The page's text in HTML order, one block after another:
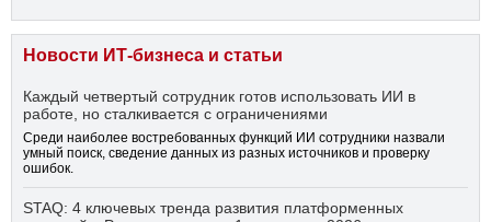
Новости ИТ-бизнеса и статьи
Каждый четвертый сотрудник готов использовать ИИ в
работе, но сталкивается с ограничениями
Среди наиболее востребованных функций ИИ сотрудники назвали
умный поиск, сведение данных из разных источников и проверку
ошибок.
STAQ: 4 ключевых тренда развития платформенных